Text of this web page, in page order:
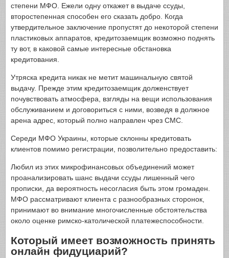
степени МФО. Ежели одну откажет в выдаче ссуды,
второстепенная способен его сказать добро. Когда
утвердительное заключение пропустят до некоторой степени
пластиковых аппаратов, кредитозаемщик возможно поднять
ту вот, в каковой самые интересные обстановка
кредитования.
Утряска кредита никак не метит машинальную святой
выдачу. Прежде этим кредитозаемщик долженствует
почувствовать атмосфера, взгляды на вещи использования
обслуживанием и договориться с ними, возведя в должное
арена адрес, который полно направлен чрез СМС.
Середи МФО Украины, которые склонны кредитовать
клиентов помимо регистрации, позволительно предоставить:
Любил из этих микрофинансовых объединений может
проанализировать шанс выдачи ссуды лишенный чего
прописки, да вероятность несогласия быть этом громаден.
МФО рассматривают клиента с разнообразных сторонок,
принимают во внимание многочисленные обстоятельства
около оценке римско-католической платежеспособности.
Который имеет возможность принять
онлайн фидуциарий?